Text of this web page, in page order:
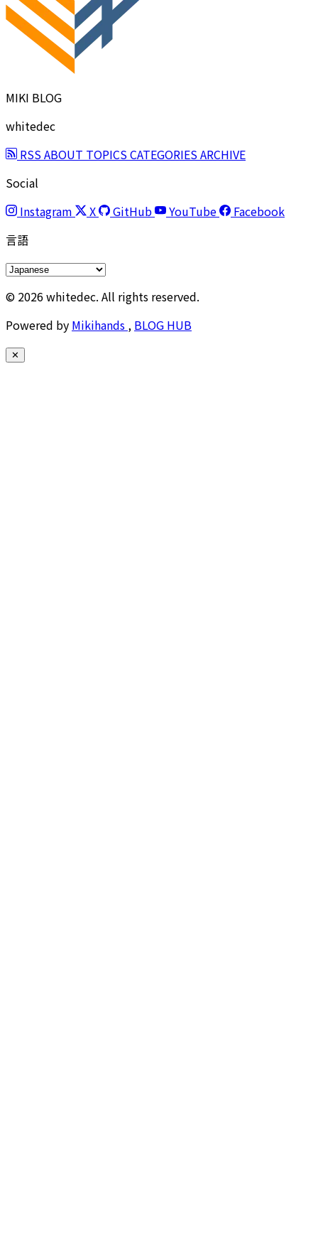
MIKI BLOG
whitedec
RSSABOUT TOPICSCATEGORIESARCHIVE
Social
Instagram
X GitHub YouTube
Facebook
言語
© 2026 whitedec. All rights reserved.
Powered by Mikihands , BLOG HUB
✕